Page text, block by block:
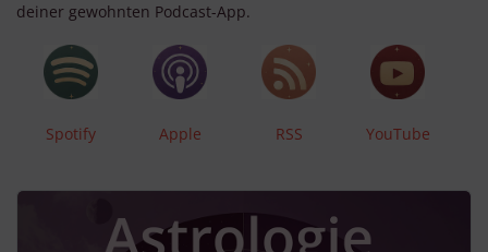
deiner gewohnten Podcast-App.
Spotify Apple RSS YouTube